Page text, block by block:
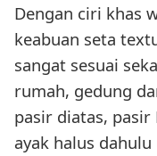
Dengan ciri khas
keabuan seta
sangat sesuai
rumah, gedung
pasir diatas, pasir
ayak halus